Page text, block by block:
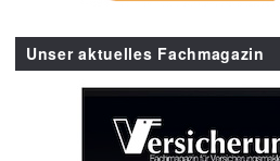
Unser aktuelles Fachmagazin